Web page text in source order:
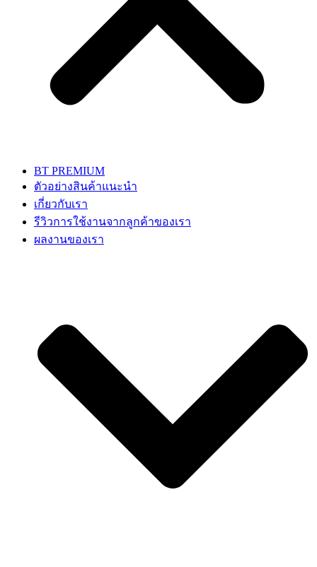
BT PREMIUM
ตัวอย่างสินค้าแนะนำ
เกี่ยวกับเรา
รีวิวการใช้งานจากลูกค้าของเรา
ผลงานของเรา